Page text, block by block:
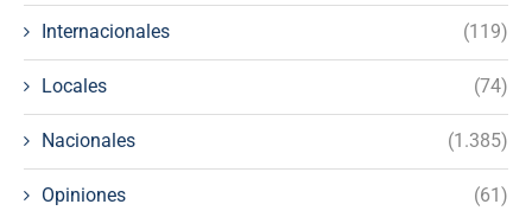
Internacionales (119)
Locales (74)
Nacionales (1.385)
Opiniones (61)